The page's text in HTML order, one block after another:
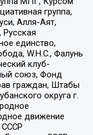
группа,
Алля-Аят,
Русская
единство,
W.H.С., Фалунь
клуб-
союз, Фонд
граждан, Штабы
округа г.
движение
СССР